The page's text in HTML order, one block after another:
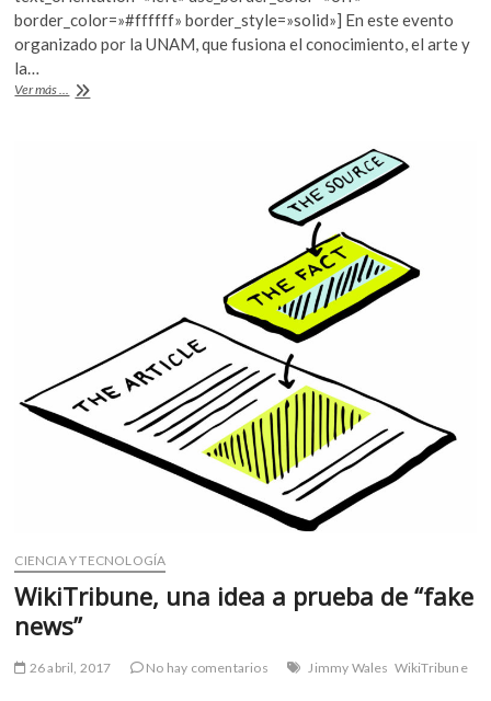
o
o
k
A
p
border_color=»#ffffff» border_style=»solid»] En este evento
organizado por la UNAM, que fusiona el conocimiento, el arte y
la…
Ver más ... Arranca
CIENCIA Y TECNOLOGÍA
WikiTribune, una idea a prueba de “fake
news”
26 abril, 2017 No hay comentarios Jimmy Wales WikiTribune